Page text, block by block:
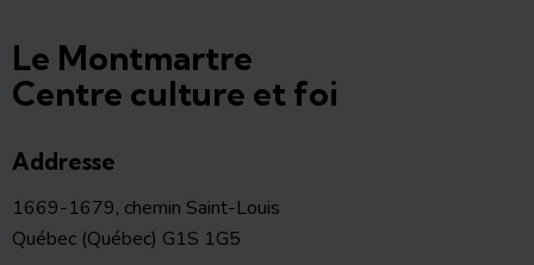
Le Montmartre
Centre culture et foi
Addresse
1669-1679, chemin Saint-Louis
Québec (Québec) G1S 1G5